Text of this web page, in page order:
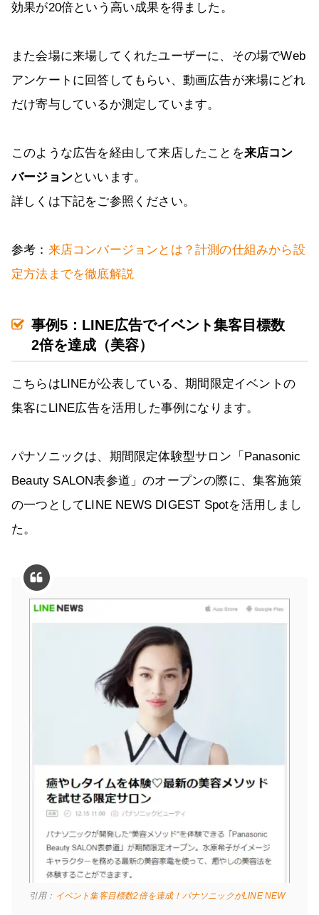
効果が20倍という高い成果を得ました。
また会場に来場してくれたユーザーに、その場でWeb
アンケートに回答してもらい、動画広告が来場にどれ
だけ寄与しているか測定しています。
このような広告を経由して来店したことを来店コン
バージョンといいます。
詳しくは下記をご参照ください。
参考： 来店コンバージョンとは？計測の仕組みから設
定方法までを徹底解説
事例5：LINE広告でイベント集客目標数
2倍を達成（美容）
こちらはLINEが公表している、期間限定イベントの
集客にLINE広告を活用した事例になります。
パナソニックは、期間限定体験型サロン「Panasonic
Beauty SALON表参道」のオープンの際に、集客施策
の一つとしてLINE NEWS DIGEST Spotを活用しまし
た。
引用： イベント集客目標数2倍を達成！パナソニックがLINE NEW